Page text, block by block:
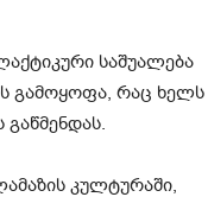
საშუალება
გამოყოფა, რაც ხელს
კულტურაში,